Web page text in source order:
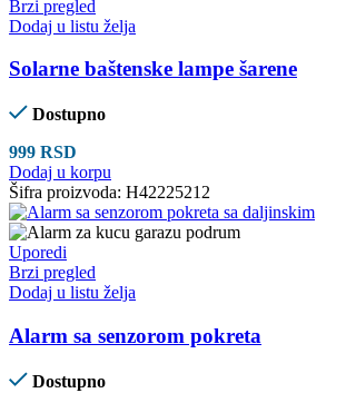
Brzi pregled
Dodaj u listu želja
Solarne baštenske lampe šarene
Dostupno
999 RSD
Dodaj u korpu
Šifra proizvoda: H42225212
Uporedi
Brzi pregled
Dodaj u listu želja
Alarm sa senzorom pokreta
Dostupno